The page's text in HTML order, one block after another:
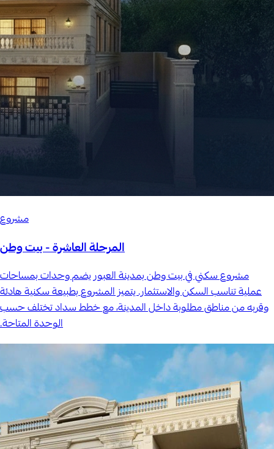
مشروع
المرحلة العاشرة - بيت وطن
مشروع سكني في بيت وطن بمدينة العبور يضم وحدات بمساحات
عملية تناسب السكن والاستثمار. يتميز المشروع بطبيعة سكنية هادئة
وقربه من مناطق مطلوبة داخل المدينة، مع خطط سداد تختلف حسب
الوحدة المتاحة.